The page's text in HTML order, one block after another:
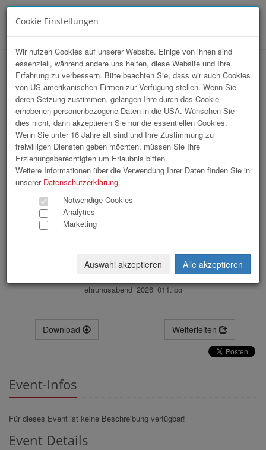
Ehrungsabend Stadtgemeinde Enns
ehrungsabend_2026_011.jpg
Download Weiterleiten
Event-Infos
Für dieses Event ist keine Beschreibung verfügbar!
Event Details
Cookie Einstellungen
Wir nutzen Cookies auf unserer Website. Einige von ihnen sind
essenziell, während andere uns helfen, diese Website und Ihre
Erfahrung zu verbessern. Bitte beachten Sie, dass wir auch Cookies
von US-amerikanischen Firmen zur Verfügung stellen. Wenn Sie
deren Setzung zustimmen, gelangen Ihre durch das Cookie
erhobenen personenbezogene Daten in die USA. Wünschen Sie
dies nicht, dann akzeptieren Sie nur die essentiellen Cookies.
Wenn Sie unter 16 Jahre alt sind und Ihre Zustimmung zu
freiwilligen Diensten geben möchten, müssen Sie Ihre
Erziehungsberechtigten um Erlaubnis bitten.
Weitere Informationen über die Verwendung Ihrer Daten finden Sie in
unserer Datenschutzerklärung.
Notwendige Cookies
Analytics
Marketing
Auswahl akzeptieren Alle akzeptieren